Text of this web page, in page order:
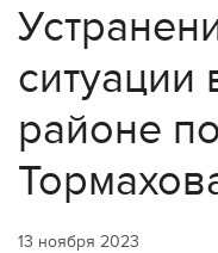
районе
13 ноября 2023